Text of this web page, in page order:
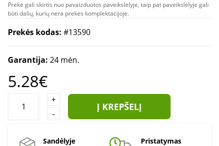
Prekė gali skirtis nuo pavaizduotos paveikslėlyje, taip pat paveikslėlyje gali
būti dalių, kurių nėra prekės komplektacijoje.
Prekės kodas: #13590
Garantija: 24 mėn.
5.28€
+
-
Į KREPŠELĮ
Sandėlyje
Pristatymas